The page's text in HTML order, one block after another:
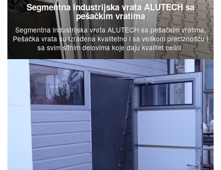
Segmentna industrijska vrata ALUTECH sa
pešačkim vratima
Segmentna industrijska vrata ALUTECH sa pešačkim vratima,
Pešačka vrata su izrađena kvalitetno i sa velikom preciznošću i
sa svim sitnim delovima koje daju kvalitet celini.